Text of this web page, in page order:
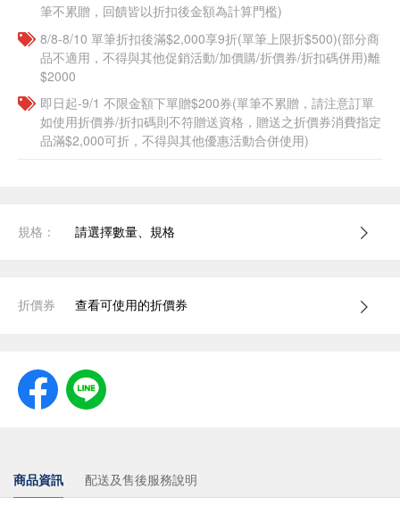
筆不累贈，回饋皆以折扣後金額為計算門檻)
8/8-8/10 單筆折扣後滿$2,000享9折(單筆上限折$500)(部分商
品不適用，不得與其他促銷活動/加價購/折價券/折扣碼併用)離
$2000
即日起-9/1 不限金額下單贈$200券(單筆不累贈，請注意訂單
如使用折價券/折扣碼則不符贈送資格，贈送之折價券消費指定
品滿$2,000可折，不得與其他優惠活動合併使用)
規格： 請選擇數量、規格
折價券 查看可使用的折價券
商品資訊 配送及售後服務說明